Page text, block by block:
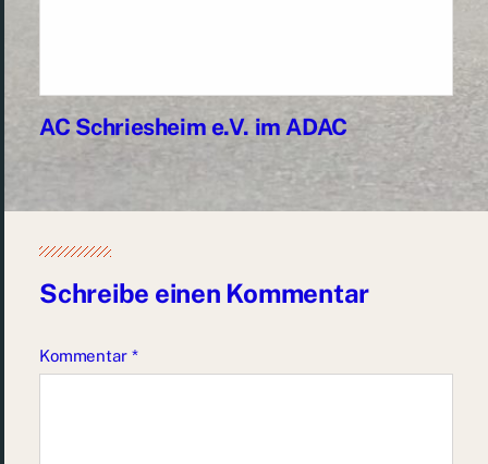
AC Schriesheim e.V. im ADAC
Schreibe einen Kommentar
Kommentar *